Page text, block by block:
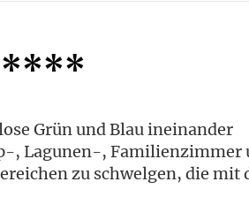
Grün und Blau ineinander
, Lagunen-,
zu schwelgen, die mit